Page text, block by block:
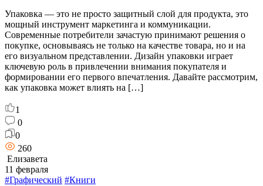
Упаковка — это не просто защитный слой для продукта, это
мощный инструмент маркетинга и коммуникации.
Современные потребители зачастую принимают решения о
покупке, основываясь не только на качестве товара, но и на
его визуальном представлении. Дизайн упаковки играет
ключевую роль в привлечении внимания покупателя и
формировании его первого впечатления. Давайте рассмотрим,
как упаковка может влиять на […]
1
0
0
260
Елизавета
11 февраля
#Графический #Книги